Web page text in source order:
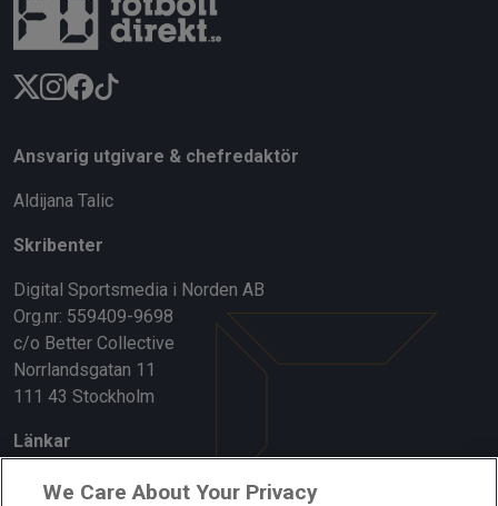
Ansvarig utgivare & chefredaktör
Aldijana Talic
Skribenter
Digital Sportsmedia i Norden AB
Org.nr: 559409-9698
c/o Better Collective
Norrlandsgatan 11
111 43 Stockholm
Länkar
Om oss
We Care About Your Privacy